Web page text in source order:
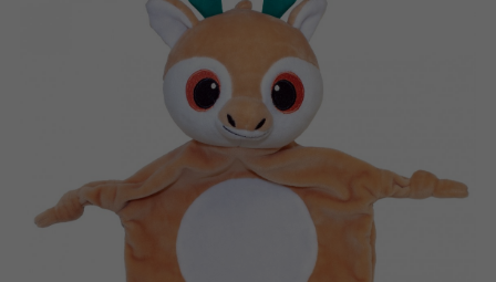
Jeux d’extérieur
Produits archivés
Applications mobiles
Responsabilité
Notre histoire
Contactez nous
Dansk
Nederlands
Norsk